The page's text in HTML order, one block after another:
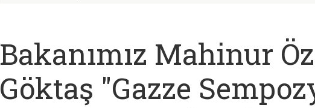
Bakanımız Mahinur
Göktaş "Gazze